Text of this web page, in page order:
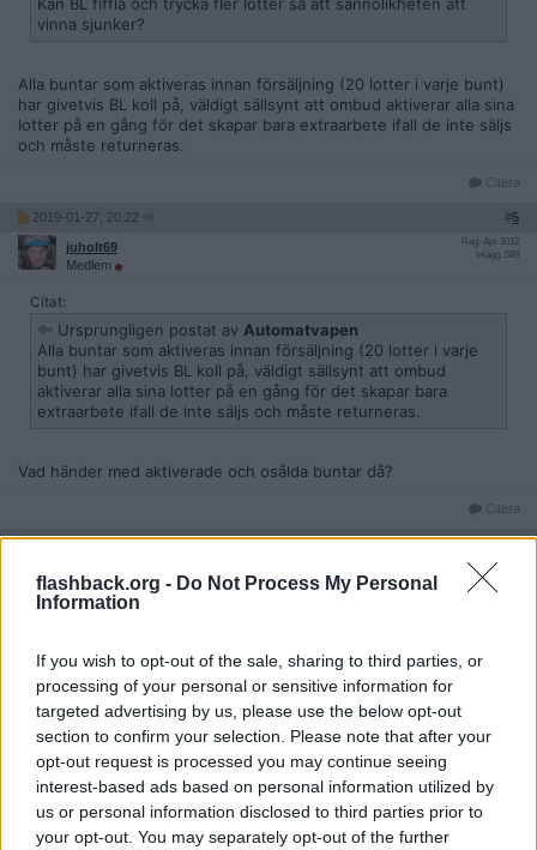
flashback.org - Do Not Process My Personal
Information
If you wish to opt-out of the sale, sharing to third parties, or
processing of your personal or sensitive information for
targeted advertising by us, please use the below opt-out
section to confirm your selection. Please note that after your
opt-out request is processed you may continue seeing
interest-based ads based on personal information utilized by
us or personal information disclosed to third parties prior to
your opt-out. You may separately opt-out of the further
vinna sjunker?
Alla buntar som aktiveras innan försäljning (20 lotter i varje bunt)
har givetvis BL koll på, väldigt sällsynt att ombud aktiverar alla sina
lotter på en gång för det skapar bara extraarbete ifall de inte säljs
och måste returneras.
Citera
2019-01-27, 20:22 #5
juholt69
Medlem
Reg: Apr 2012
Inlägg: 589
Citat:
Ursprungligen postat av Automatvapen
Alla buntar som aktiveras innan försäljning (20 lotter i varje
bunt) har givetvis BL koll på, väldigt sällsynt att ombud
aktiverar alla sina lotter på en gång för det skapar bara
extraarbete ifall de inte säljs och måste returneras.
Vad händer med aktiverade och osålda buntar då?
Citera
2019-01-27, 20:29 #6
Wieslander
Medlem
Reg: Aug 2018
Inlägg: 178
Ursprungligen postat av Automatvapen
Har jobbat i spelbutik och i rutan som skrapas för att scannas
i atg-maskinen står vinstsumman dvs 100kr / Ny bingolott /
Två sverigelotter i klartext. Dessa vinster är alltså redan
förutbestämda och inte slumpade.
Jag trodde BL använde en såndär traditionell tombola och
slumpade fram numren. Men jag kanske minns fel?